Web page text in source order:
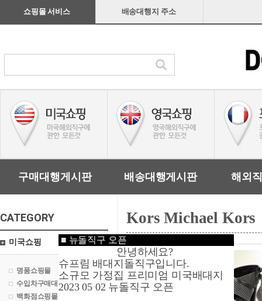
■ 뉴돌직구 오픈
안녕하세요?
슈프림 배대지돌직구입니다.
소규모 가정집 프리미엄 미국배대지
2023 05 02 뉴돌직구 오픈
쇼핑몰 서비스 배송대행지 주소
구매대행게시판 배송대행게시판 해외
CATEGORY
미국쇼핑
명품쇼핑몰
수입차구매대행
백화점쇼핑몰
Kors Michael Kors